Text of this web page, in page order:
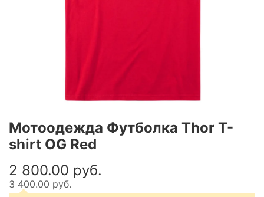
Мотоодежда Футболка Thor T-
shirt OG Red
2 800.00 руб.
3 400.00 руб.